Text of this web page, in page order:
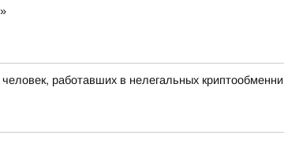
работавших в нелегальных